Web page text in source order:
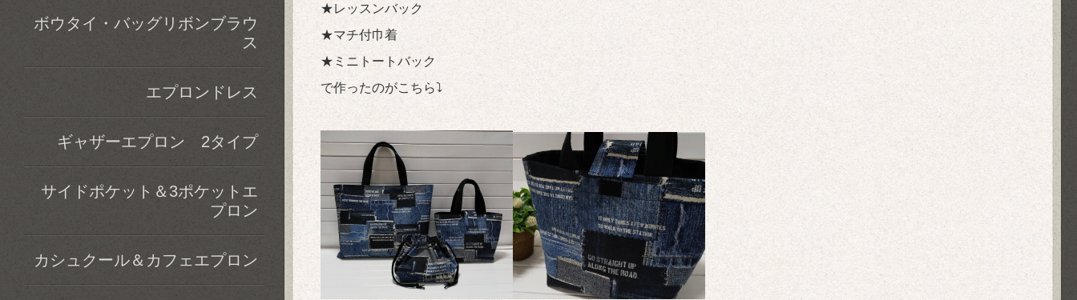
★レッスンバック
★マチ付巾着
★ミニトートバック
で作ったのがこちら⤵
ボウタイ・バッグリボンブラウ
ス
エプロンドレス
ギャザーエプロン 2タイプ
サイドポケット＆3ポケットエ
プロン
カシュクール＆カフェエプロン